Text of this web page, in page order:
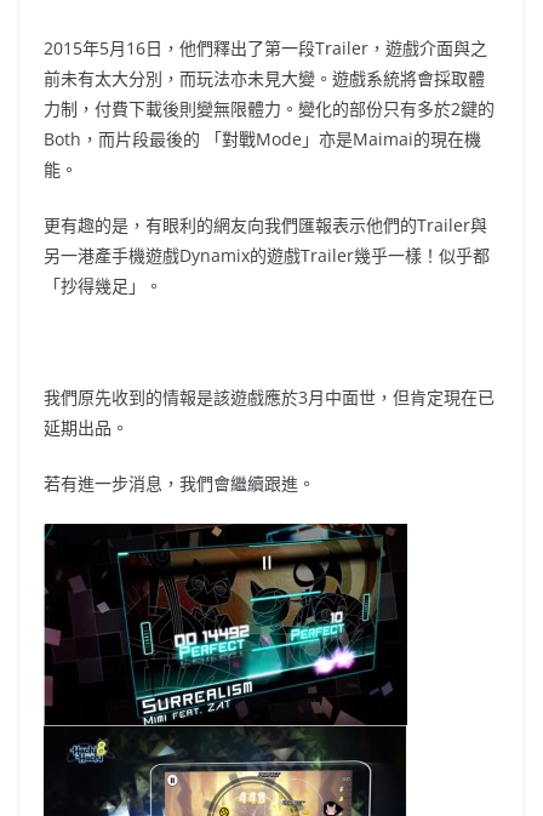
2015年5月16日，他們釋出了第一段Trailer，遊戲介面與之
前未有太大分別，而玩法亦未見大變。遊戲系統將會採取體
力制，付費下載後則變無限體力。變化的部份只有多於2鍵的
Both，而片段最後的 「對戰Mode」亦是Maimai的現在機
能。
更有趣的是，有眼利的網友向我們匯報表示他們的Trailer與
另一港產手機遊戲Dynamix的遊戲Trailer幾乎一樣！似乎都
「抄得幾足」。
我們原先收到的情報是該遊戲應於3月中面世，但肯定現在已
延期出品。
若有進一步消息，我們會繼續跟進。